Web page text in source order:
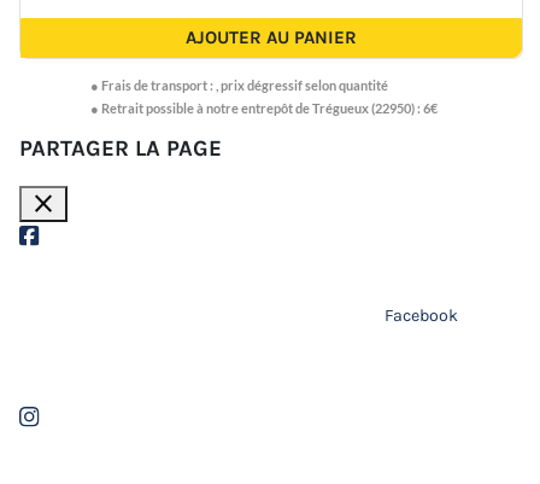
AJOUTER AU PANIER
● Frais de transport : prix dégressif selon quantité
● Retrait possible à notre entrepôt de Trégueux (22950) : 6€
PARTAGER LA PAGE
close
Facebook